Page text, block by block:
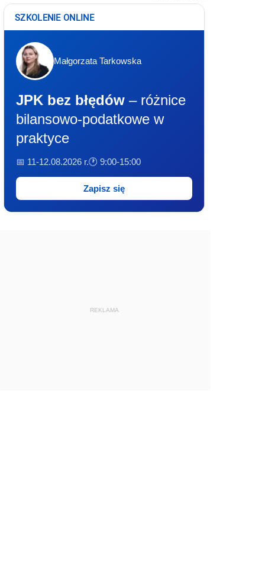
SZKOLENIE ONLINE
Małgorzata Tarkowska
JPK bez błędów – różnice
bilansowo-podatkowe w
praktyce
📅 11-12.08.2026 r.🕐 9:00-15:00
Zapisz się
REKLAMA